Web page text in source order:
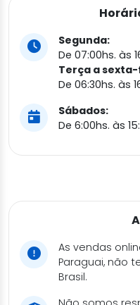
Segunda:
De 07:00hs. às
Terça a
De 06:30hs. às
Sábados:
De 6:00hs. às
As vendas
Paraguai, não
Brasil.